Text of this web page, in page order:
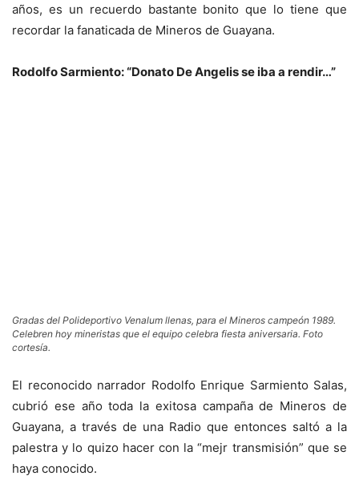
años, es un recuerdo bastante bonito que lo tiene que
recordar la fanaticada de Mineros de Guayana.
Rodolfo Sarmiento: “Donato De Angelis se iba a rendir…”
Gradas del Polideportivo Venalum llenas, para el Mineros campeón 1989.
Celebren hoy mineristas que el equipo celebra fiesta aniversaria. Foto
cortesía.
El reconocido narrador Rodolfo Enrique Sarmiento Salas,
cubrió ese año toda la exitosa campaña de Mineros de
Guayana, a través de una Radio que entonces saltó a la
palestra y lo quizo hacer con la “mejr transmisión” que se
haya conocido.